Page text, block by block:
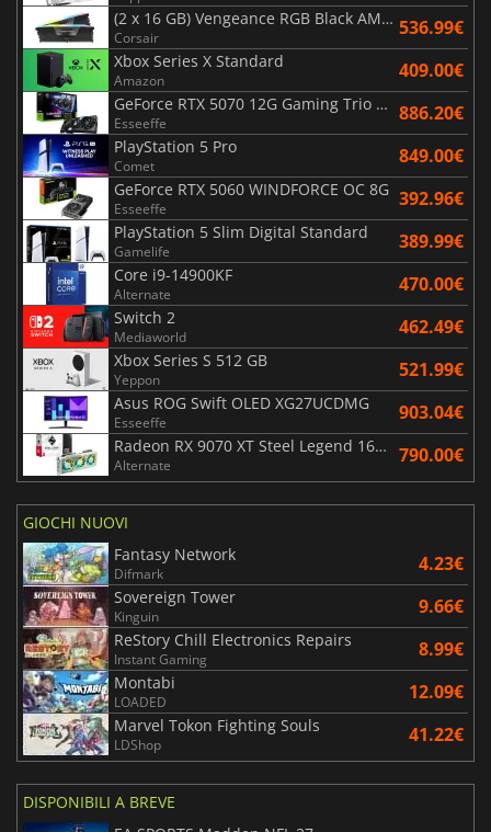
(2 x 16 GB) Vengeance RGB Black AMD Expo 6000 MHz - CAS 30
Corsair 536.99€
Xbox Series X Standard
Amazon 409.00€
GeForce RTX 5070 12G Gaming Trio OC Black
Esseeffe 886.20€
PlayStation 5 Pro
Comet 849.00€
GeForce RTX 5060 WINDFORCE OC 8G
Esseeffe 392.96€
PlayStation 5 Slim Digital Standard
Gamelife 389.99€
Core i9-14900KF
Alternate 470.00€
Switch 2
Mediaworld 462.49€
Xbox Series S 512 GB
Yeppon 521.99€
Asus ROG Swift OLED XG27UCDMG
Esseeffe 903.04€
Radeon RX 9070 XT Steel Legend 16GB
Alternate 790.00€
GIOCHI NUOVI
Fantasy Network
Difmark 4.23€
Sovereign Tower
Kinguin 9.66€
ReStory Chill Electronics Repairs
Instant Gaming 8.99€
Montabi
LOADED 12.09€
Marvel Tokon Fighting Souls
LDShop 41.22€
DISPONIBILI A BREVE